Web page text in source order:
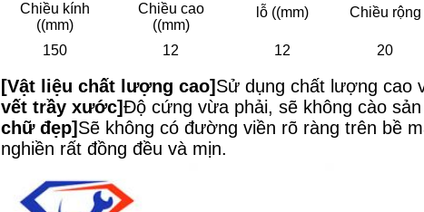
Chiều kính
((mm)
Chiều cao
((mm)
lỗ ((mm) Chiều rộng
150 12 12 20
[Vật liệu chất lượng cao] Sử dụng chất lượng cao
vết trầy xước]Độ cứng vừa phải, sẽ không cào
chữ đẹp] Sẽ không có đường viền rõ ràng trên bề
nghiền rất đồng đều và mịn.